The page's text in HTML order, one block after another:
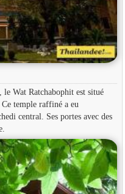
le Wat Ratchabophit est situé
temple raffiné a eu
central. Ses portes avec des